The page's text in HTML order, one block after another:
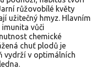
růžovobílé květy
užitečný hmyz. Hlavním
vůči
chemické
chuť plodů je
vydrží v optimálních